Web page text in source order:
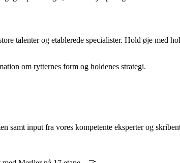
talenter og etablerede specialister. Hold øje med
om rytternes form og holdenes strategi.
samt input fra vores kompetente eksperter og